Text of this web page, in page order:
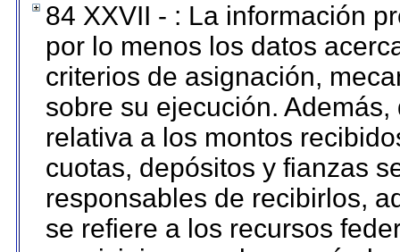
84 XXVII - : La información
por lo menos los datos
criterios de asignación,
sobre su ejecución.
relativa a los montos
cuotas, depósitos y fianzas
responsables de recibirlos,
se refiere a los recursos